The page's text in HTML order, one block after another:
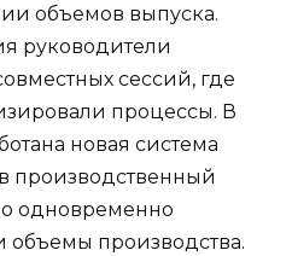
объемов выпуска.
руководители
сессий, где
процессы. В
новая система
производственный
одновременно
объемы производства.